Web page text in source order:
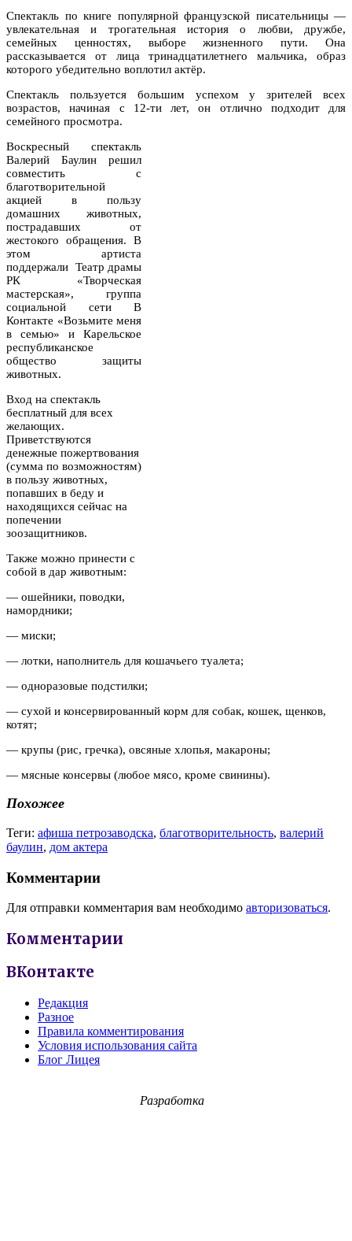
Спектакль по книге популярной французской писательницы —
увлекательная и трогательная история о любви, дружбе,
семейных ценностях, выборе жизненного пути. Она
рассказывается от лица тринадцатилетнего мальчика, образ
которого убедительно воплотил актёр.
Спектакль пользуется большим успехом у зрителей всех
возрастов, начиная с 12-ти лет, он отлично подходит для
семейного просмотра.
Воскресный спектакль
Валерий Баулин решил
совместить с
благотворительной
акцией в пользу
домашних животных,
пострадавших от
жестокого обращения. В
этом артиста
поддержали Театр драмы
РК «Творческая
мастерская», группа
социальной сети В
Контакте «Возьмите меня
в семью» и Карельское
республиканское
общество защиты
животных.
Вход на спектакль
бесплатный для всех
желающих.
Приветствуются
денежные пожертвования
(сумма по возможностям)
в пользу животных,
попавших в беду и
находящихся сейчас на
попечении
зоозащитников.
Также можно принести с
собой в дар животным:
— ошейники, поводки,
намордники;
— миски;
— лотки, наполнитель для кошачьего туалета;
— одноразовые подстилки;
— сухой и консервированный корм для собак, кошек, щенков,
котят;
— крупы (рис, гречка), овсяные хлопья, макароны;
— мясные консервы (любое мясо, кроме свинины).
Похожее
Теги: афиша петрозаводска, благотворительность, валерий
баулин, дом актера
Комментарии
Для отправки комментария вам необходимо авторизоваться.
Комментарии
ВКонтакте
Редакция
Разное
Правила комментирования
Условия использования сайта
Блог Лицея
Разработка